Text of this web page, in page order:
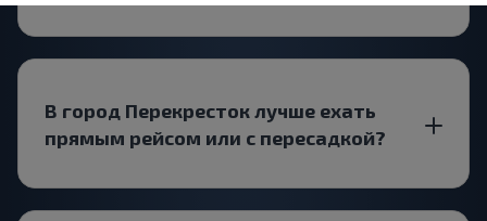
В город Перекресток лучше ехать
прямым рейсом или с пересадкой?